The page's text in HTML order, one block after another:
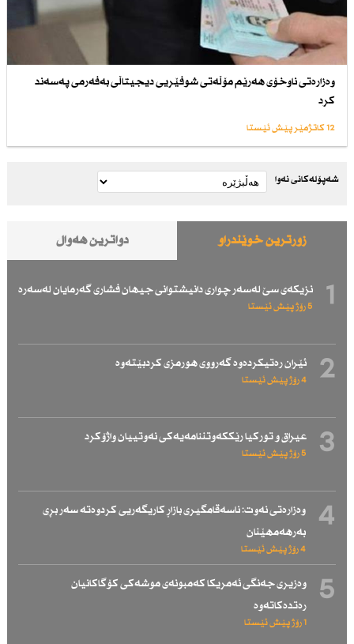
وەزارەتی ناوخۆی هەرێم مۆڵەتی شوفێریی دیجیتاڵی بەفەرمی پەسەند
كرد
12 کاتژمێر پێش ئێستا
شەپۆلەکانی نەوا
زۆرترین خوێندراو دواترین هەواڵ
1 نزیكەی سێ لەسەر چواری دانیشتوانی جیهان فشاری گەرمایان لەسەرە
5 رۆژ پێش ئێستا
2 ئێران رەتیكردەوە گەرووی هورمزی كردبێتەوە
4 رۆژ پێش ئێستا
3 عیراق و توركیا رێككەوتننامەیەكی نەوتییان واژۆكرد
5 رۆژ پێش ئێستا
4
وەزارەتی نەوت: ناسەقامگیری بازاڕ كاریگەریی كردوەتە سەر بڕی
بەرهەمهێنان
4 رۆژ پێش ئێستا
5
وەزیری جەنگی ئەمریكا كەمبونەی موشەكی كۆگاكانیان
رەتدەكاتەوە
1 رۆژ پێش ئێستا